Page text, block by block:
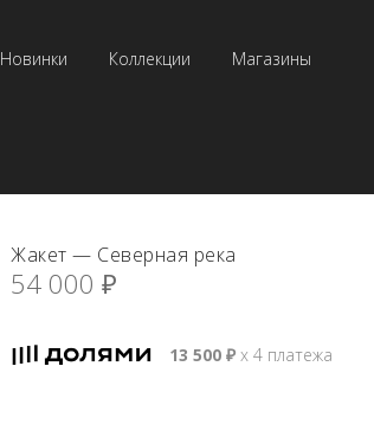
Новинки Коллекции Магазины
Жакет — Северная река
54 000 ₽
13 500 ₽ х 4 платежа